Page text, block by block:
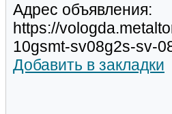
Адрес объявления:
https://
10gsmt-sv08g2s-sv-
Добавить в закладки